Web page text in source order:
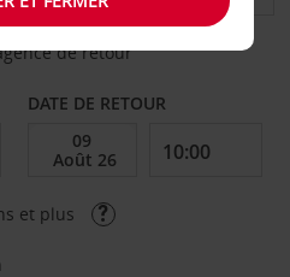
de retour
DATE DE RETOUR
et plus